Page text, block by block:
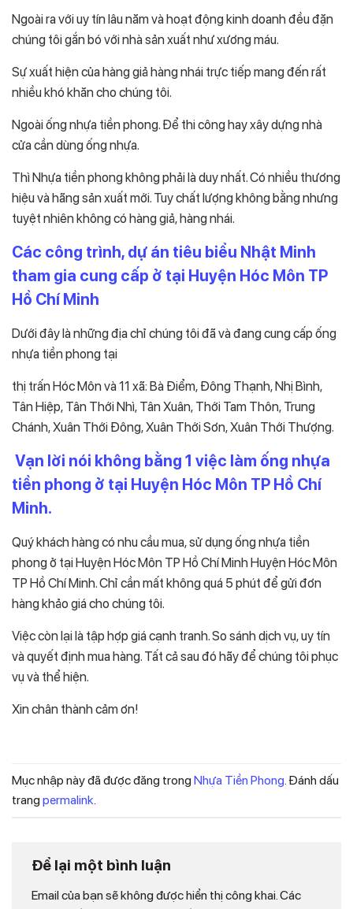
Ngoài ra với uy tín lâu năm và hoạt động kinh doanh đều đặn
chúng tôi gắn bó với nhà sản xuất như xương máu.
Sự xuất hiện của hàng giả hàng nhái trực tiếp mang đến rất
nhiều khó khăn cho chúng tôi.
Ngoài ống nhựa tiền phong. Để thi công hay xây dựng nhà
cửa cần dùng ống nhựa.
Thì Nhựa tiền phong không phải là duy nhất. Có nhiều thương
hiệu và hãng sản xuất mới. Tuy chất lượng không bằng nhưng
tuyệt nhiên không có hàng giả, hàng nhái.
Các công trình, dự án tiêu biểu Nhật Minh
tham gia cung cấp ở tại Huyện Hóc Môn TP
Hồ Chí Minh
Dưới đây là những địa chỉ chúng tôi đã và đang cung cấp ống
nhựa tiền phong tại
thị trấn Hóc Môn và 11 xã: Bà Điểm, Đông Thạnh, Nhị Bình,
Tân Hiệp, Tân Thới Nhì, Tân Xuân, Thới Tam Thôn, Trung
Chánh, Xuân Thới Đông, Xuân Thới Sơn, Xuân Thới Thượng.
Vạn lời nói không bằng 1 việc làm ống nhựa
tiền phong ở tại Huyện Hóc Môn TP Hồ Chí
Minh.
Quý khách hàng có nhu cầu mua, sử dụng ống nhựa tiền
phong ở tại Huyện Hóc Môn TP Hồ Chí Minh Huyện Hóc Môn
TP Hồ Chí Minh. Chỉ cần mất không quá 5 phút để gửi đơn
hàng khảo giá cho chúng tôi.
Việc còn lại là tập hợp giá cạnh tranh. So sánh dịch vụ, uy tín
và quyết định mua hàng. Tất cả sau đó hãy để chúng tôi phục
vụ và thể hiện.
Xin chân thành cảm ơn!
Mục nhập này đã được đăng trong Nhựa Tiền Phong. Đánh dấu
trang permalink.
Để lại một bình luận
Email của bạn sẽ không được hiển thị công khai.Các